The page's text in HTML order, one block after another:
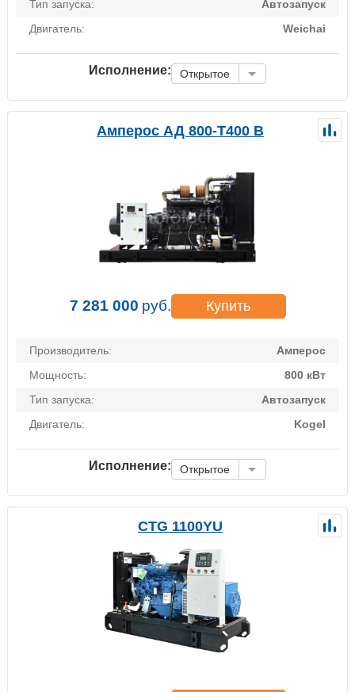
Тип запуска:
Автозапуск
Двигатель:
Weichai
Исполнение: Открытое
Амперос АД 800-Т400 B
7 281 000 руб. Купить
Производитель:
Амперос
Мощность:
800 кВт
Тип запуска:
Автозапуск
Двигатель:
Kogel
Исполнение: Открытое
CTG 1100YU